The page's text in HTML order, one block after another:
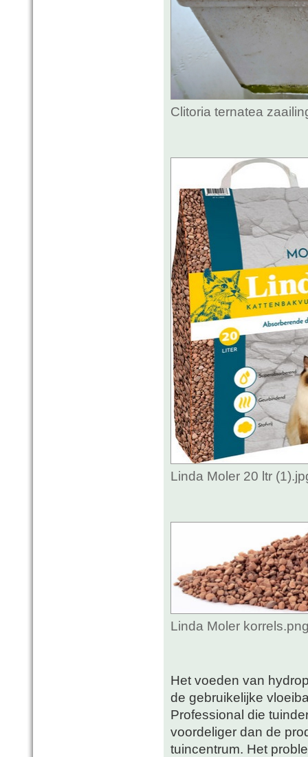
Clitoria ternatea
Linda Moler 20 ltr
Linda Moler
Het voeden van
de gebruikelijke
Professional die
voordeliger dan de
tuincentrum. Het